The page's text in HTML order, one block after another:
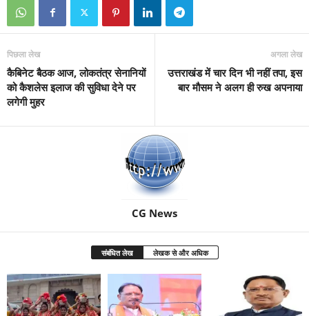
पिछला लेख
कैबिनेट बैठक आज, लोकतंत्र सेनानियों
को कैशलेस इलाज की सुविधा देने पर
लगेगी मुहर
अगला लेख
उत्तराखंड में चार दिन भी नहीं तपा, इस
बार मौसम ने अलग ही रुख अपनाया
CG News
संबंधित लेख लेखक से और अधिक